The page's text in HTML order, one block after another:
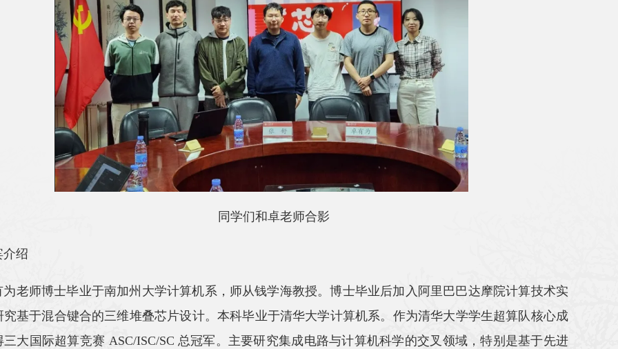
同学们和卓老师合影
介绍
为老师博士毕业于南加州大学计算机系，师从钱学海教授。博士毕业后加入阿里巴巴达摩院计算技术实
究基于混合键合的三维堆叠芯片设计。本科毕业于清华大学计算机系。作为清华大学学生超算队核心成
三大国际超算竞赛 ASC/ISC/SC 总冠军。主要研究集成电路与计算机科学的交叉领域，特别是基于先进